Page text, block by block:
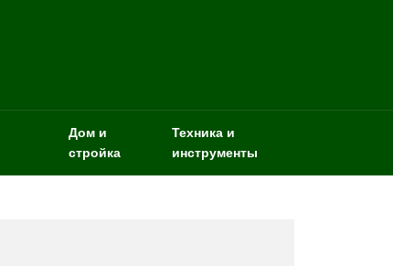
Дом и
стройка
Техника и
инструменты